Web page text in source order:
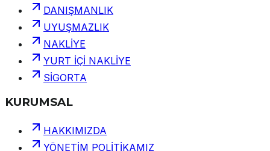
DANIŞMANLIK
UYUŞMAZLIK
NAKLİYE
YURT İÇİ NAKLİYE
SİGORTA
KURUMSAL
HAKKIMIZDA
YÖNETİM POLİTİKAMIZ